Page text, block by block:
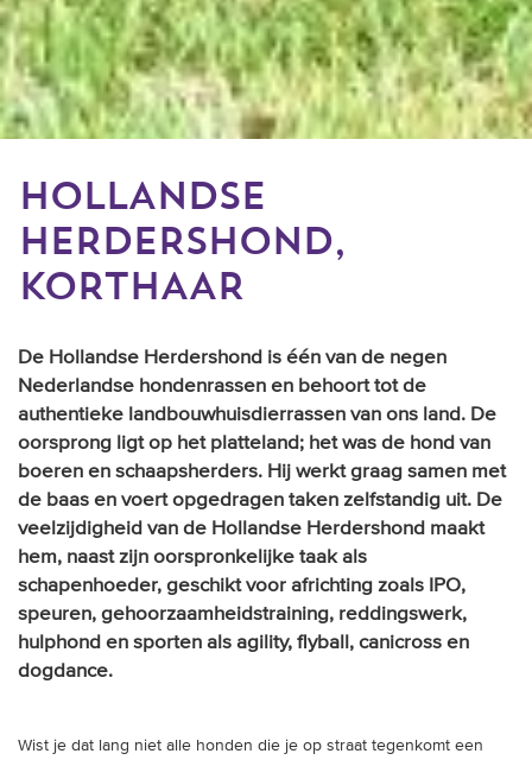
HOLLANDSE
HERDERSHOND,
KORTHAAR
De Hollandse Herdershond is één van de negen
Nederlandse hondenrassen en behoort tot de
authentieke landbouwhuisdierrassen van ons land. De
oorsprong ligt op het platteland; het was de hond van
boeren en schaapsherders. Hij werkt graag samen met
de baas en voert opgedragen taken zelfstandig uit. De
veelzijdigheid van de Hollandse Herdershond maakt
hem, naast zijn oorspronkelijke taak als
schapenhoeder, geschikt voor africhting zoals IPO,
speuren, gehoorzaamheidstraining, reddingswerk,
hulphond en sporten als agility, flyball, canicross en
dogdance.
Wist je dat lang niet alle honden die je op straat tegenkomt een